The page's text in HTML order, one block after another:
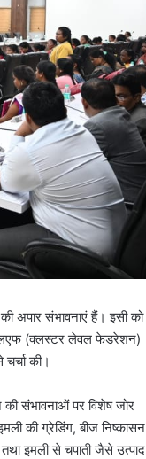
अपार संभावनाएं हैं। इसी को
(क्लस्टर लेवल फेडरेशन)
की।
की संभावनाओं पर विशेष जोर
की ग्रेडिंग, बीज निष्कासन
इमली से चपाती जैसे उत्पाद